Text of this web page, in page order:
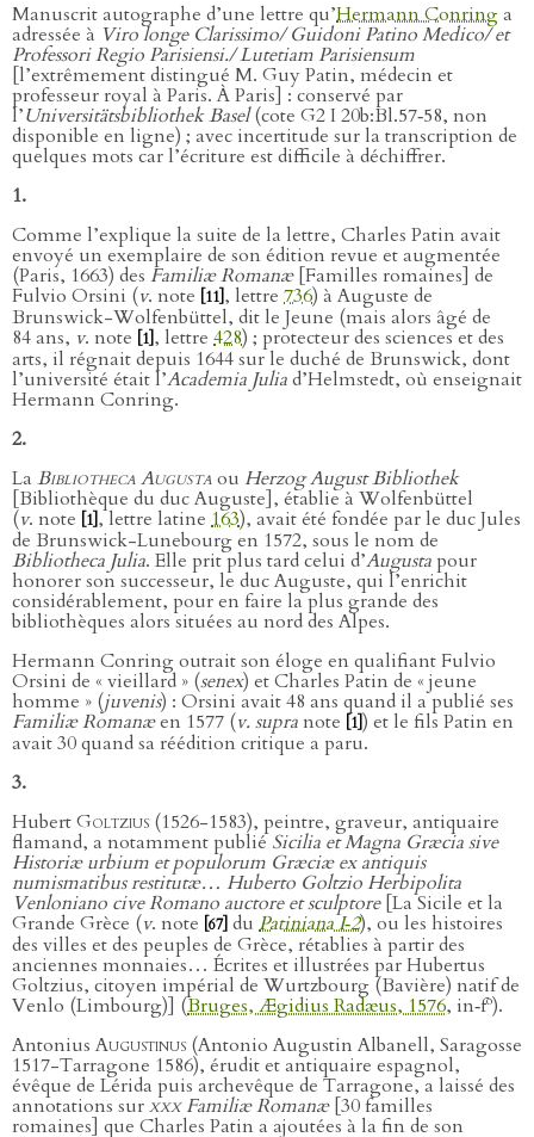
Manuscrit autographe d’une lettre qu’Hermann Conringa
adressée à Viro longe Clarissimo/ Guidoni Patino Medico/ et
Professori Regio Parisiensi./ Lutetiam Parisiensum
[l’extrêmement distingué M. Guy Patin, médecin et
professeur royal à Paris. À Paris] : conservé par
l’Universitätsbibliothek Basel(cote G2 I 20b:Bl.57‑58, non
disponible en ligne) ; avec incertitude sur la transcription de
quelques mots car l’écriture est difficile à déchiffrer.
1.
Comme l’explique la suite de la lettre, Charles Patin avait
envoyé un exemplaire de son édition revue et augmentée
(Paris, 1663) des Familiæ Romanæ[Familles romaines] de
Fulvio Orsini (v. note [11] , lettre 736) à Auguste de
Brunswick-Wolfenbüttel, dit le Jeune (mais alors âgé de
84 ans, v. note [1] , lettre 428) ; protecteur des sciences et des
arts, il régnait depuis 1644 sur le duché de Brunswick, dont
l’université était l’Academia Juliad’Helmstedt, où enseignait
Hermann Conring.
2.
La Bibliotheca Augustaou Herzog August Bibliothek
[Bibliothèque du duc Auguste], établie à Wolfenbüttel
(v. note [1] , lettre latine 163), avait été fondée par le duc Jules
de Brunswick-Lunebourg en 1572, sous le nom de
Bibliotheca Julia. Elle prit plus tard celui d’Augustapour
honorer son successeur, le duc Auguste, qui l’enrichit
considérablement, pour en faire la plus grande des
bibliothèques alors situées au nord des Alpes.
Hermann Conring outrait son éloge en qualifiant Fulvio
Orsini de « vieillard » (senex) et Charles Patin de « jeune
homme » (juvenis) : Orsini avait 48 ans quand il a publié ses
Familiæ Romanæen 1577 (v. supranote [1] ) et le fils Patin en
avait 30 quand sa réédition critique a paru.
3.
HubertGoltzius (1526-1583), peintre, graveur, antiquaire
flamand, a notamment publiéSicilia et Magna Græcia sive
Historiæ urbium et populorum Græciæ ex antiquis
numismatibus restitutæ… Huberto Goltzio Herbipolita
Venloniano cive Romano auctore et sculptore[La Sicile et la
Grande Grèce (v. note [67] du Patiniana I‑2), ou les histoires
des villes et des peuples de Grèce, rétablies à partir des
anciennes monnaies… Écrites et illustrées par Hubertus
Goltzius, citoyen impérial de Wurtzbourg (Bavière) natif de
Venlo (Limbourg)] (Bruges, Ægidius Radæus, 1576, in‑fo).
Antonius Augustinus (Antonio Augustin Albanell, Saragosse
1517-Tarragone 1586), érudit et antiquaire espagnol,
évêque de Lérida puis archevêque de Tarragone, a laissé des
annotations surxxxFamiliæ Romanæ[30 familles
romaines] que Charles Patin a ajoutées à la fin de son